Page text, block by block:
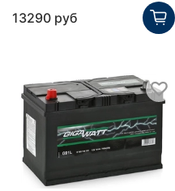
13290 руб